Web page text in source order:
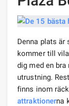
Denna plats
kommer till
dig med en
utrustning.
finns inom
attraktionerna